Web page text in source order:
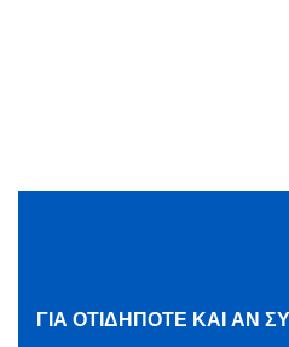
ΓΙΑ ΟΤΙΔΗΠΟΤΕ ΚΑΙ ΑΝ